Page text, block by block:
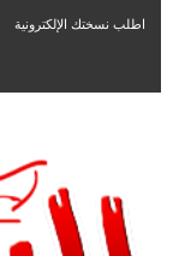
اطلب نسختك الإلكترونية